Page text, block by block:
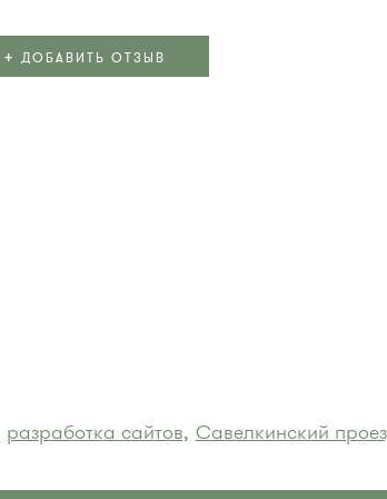
+ ДОБАВИТЬ ОТЗЫВ
разработка сайтов, Савелкинский